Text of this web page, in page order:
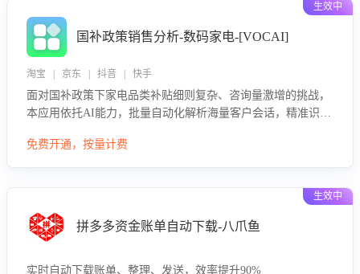
生效中
国补政策销售分析-数码家电-[VOCAI]
淘宝 | 京东 | 抖音 | 快手
面对国补政策下家电品类补贴细则复杂、咨询量激增的挑战，
本应用依托AI能力，批量自动化解析海量客户会话，精准识别
向，深度洞察决策动因。同时全面评估客服团队政策解读准确
免费开通，按量计费
生效中
拼多多资金账单自动下载-八爪鱼
实时自动下载账单、整理、发送，效率提升90%